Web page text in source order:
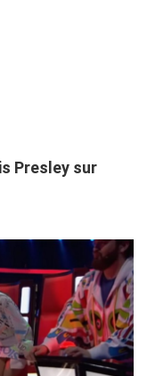
Presley sur